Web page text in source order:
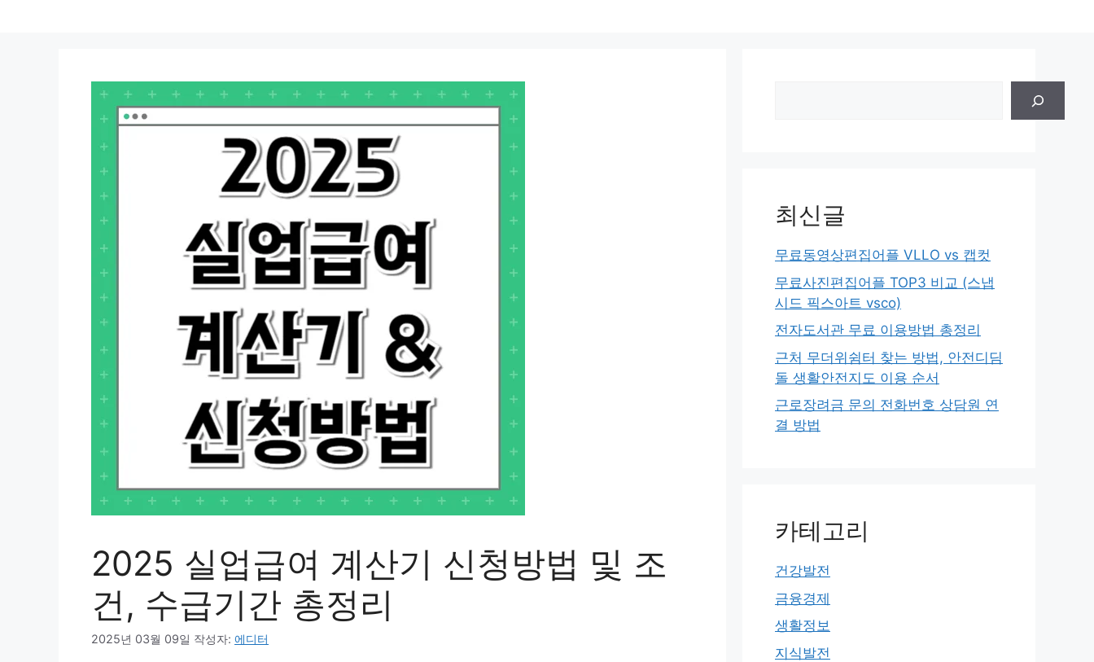
2025 실업급여 계산기 신청방법 및 조
건, 수급기간 총정리
2025년 03월 09일 작성자: 에디터
최신글
무료동영상편집어플 VLLO vs 캡컷
무료사진편집어플 TOP3 비교 (스냅
시드 픽스아트 vsco)
전자도서관 무료 이용방법 총정리
근처 무더위쉼터 찾는 방법, 안전디딤
돌 생활안전지도 이용 순서
근로장려금 문의 전화번호 상담원 연
결 방법
카테고리
건강발전
금융경제
생활정보
지식발전